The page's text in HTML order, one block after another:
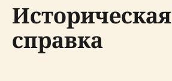
Историческая
справка